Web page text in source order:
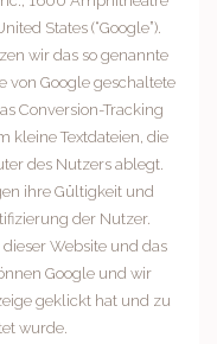
States (“Google”).
wir das so genannte
von Google geschaltete
Conversion-Tracking
kleine Textdateien, die
des Nutzers ablegt.
ihre Gültigkeit und
der Nutzer.
Website und das
Google und wir
geklickt hat und zu
wurde.